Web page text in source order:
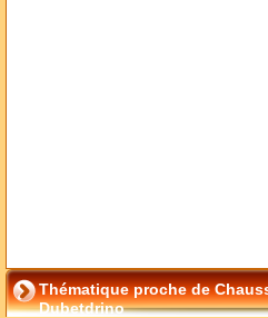
Thématique proche de
Dubetdrino